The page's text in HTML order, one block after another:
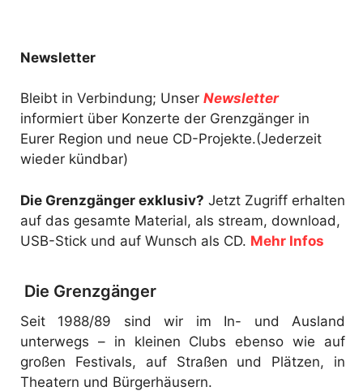
Newsletter
Bleibt in Verbindung; Unser Newsletter
informiert über Konzerte der Grenzgänger in
Eurer Region und neue CD-Projekte.(Jederzeit
wieder kündbar)
Die Grenzgänger exklusiv? Jetzt Zugriff erhalten
auf das gesamte Material, als stream, download,
USB-Stick und auf Wunsch als CD. Mehr Infos
Die Grenzgänger
Seit 1988/89 sind wir im In- und Ausland
unterwegs – in kleinen Clubs ebenso wie auf
großen Festivals, auf Straßen und Plätzen, in
Theatern und Bürgerhäusern.